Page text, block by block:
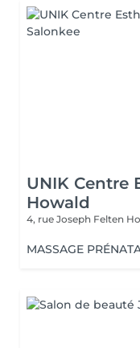
UNIK Centre
Howald
4, rue Joseph Felten
MASSAGE